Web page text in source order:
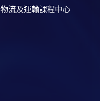
物流及運輸課程中心